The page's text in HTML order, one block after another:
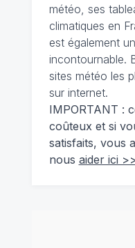
météo, ses
climatiques en
est également
incontournable.
sites météo les
sur internet.
IMPORTANT :
coûteux et si
satisfaits, vous
nous aider ici